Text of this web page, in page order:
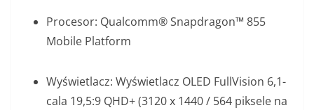
Procesor: Qualcomm® Snapdragon™ 855
Mobile Platform
Wyświetlacz: Wyświetlacz OLED FullVision 6,1-
cala 19,5:9 QHD+ (3120 x 1440 / 564 piksele na